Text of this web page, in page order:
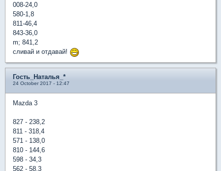
008-24,0
580-1,8
811-46,4
843-36,0
m; 841,2
сливай и отдавай!
Гость_Наталья_*
24 October 2017 - 12:47
Mazda 3
827 - 238,2
811 - 318,4
571 - 138,0
810 - 144,6
598 - 34,3
562 - 58,3